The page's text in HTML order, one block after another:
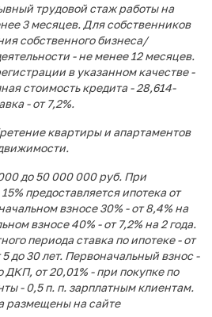
трудовой стаж работы на
3 месяцев. Для собственников
собственного бизнеса/
- не менее 12 месяцев.
в указанном качестве -
стоимость кредита - 28,614-
- от 7,2%.
квартиры и апартаментов
до 50 000 000 руб. При
предоставляется ипотека от
взносе 30% - от 8,4% на
взносе 40% - от 7,2% на 2 года.
периода ставка по ипотеке - от
до 30 лет. Первоначальный взнос -
ДКП, от 20,01% - при покупке по
- 0,5 п. п. зарплатным клиентам.
размещены на сайте